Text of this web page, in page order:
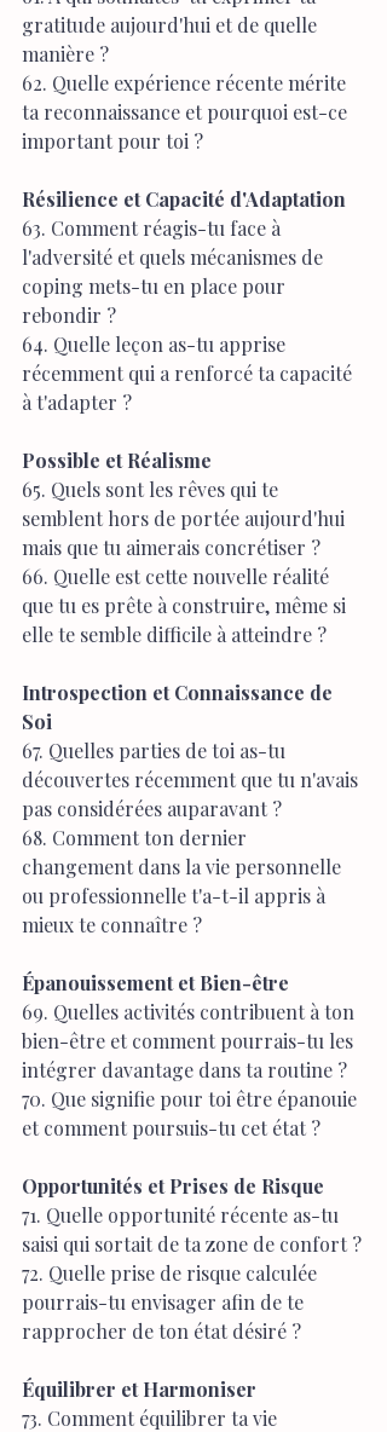
gratitude aujourd'hui et de quelle
manière ?
62. Quelle expérience récente mérite
ta reconnaissance et pourquoi est-ce
important pour toi ?
Résilience et Capacité d'Adaptation
63. Comment réagis-tu face à
l'adversité et quels mécanismes de
coping mets-tu en place pour
rebondir ?
64. Quelle leçon as-tu apprise
récemment qui a renforcé ta capacité
à t'adapter ?
Possible et Réalisme
65. Quels sont les rêves qui te
semblent hors de portée aujourd'hui
mais que tu aimerais concrétiser ?
66. Quelle est cette nouvelle réalité
que tu es prête à construire, même si
elle te semble difficile à atteindre ?
Introspection et Connaissance de
Soi
67. Quelles parties de toi as-tu
découvertes récemment que tu n'avais
pas considérées auparavant ?
68. Comment ton dernier
changement dans la vie personnelle
ou professionnelle t'a-t-il appris à
mieux te connaître ?
Épanouissement et Bien-être
69. Quelles activités contribuent à ton
bien-être et comment pourrais-tu les
intégrer davantage dans ta routine ?
70. Que signifie pour toi être épanouie
et comment poursuis-tu cet état ?
Opportunités et Prises de Risque
71. Quelle opportunité récente as-tu
saisi qui sortait de ta zone de confort ?
72. Quelle prise de risque calculée
pourrais-tu envisager afin de te
rapprocher de ton état désiré ?
Équilibrer et Harmoniser
73. Comment équilibrer ta vie